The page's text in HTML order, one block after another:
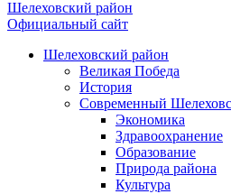
Шелеховский район
Официальный сайт
Шелеховский район
Великая Победа
История
Современный
Экономика
Здравоохранение
Образование
Природа района
Культура